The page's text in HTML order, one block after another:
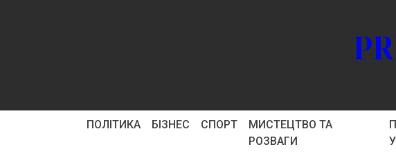
ПОЛІТИКА БІЗНЕС СПОРТ
МИСТЕЦТВО ТА
РОЗВАГИ